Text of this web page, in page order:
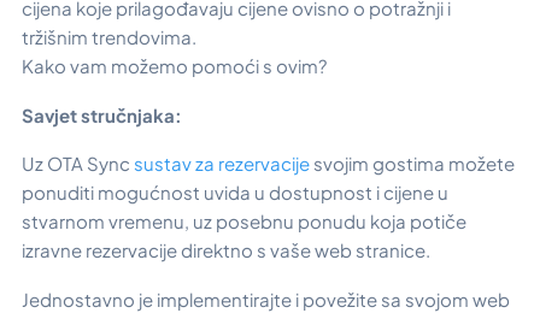
cijena koje prilagođavaju cijene ovisno o potražnji i
tržišnim trendovima.
Kako vam možemo pomoći s ovim?
Savjet stručnjaka:
Uz OTA Sync sustav za rezervacije svojim gostima možete
ponuditi mogućnost uvida u dostupnost i cijene u
stvarnom vremenu, uz posebnu ponudu koja potiče
izravne rezervacije direktno s vaše web stranice.
Jednostavno je implementirajte i povežite sa svojom web